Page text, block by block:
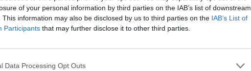
of your personal information by third parties on the IAB’s list of downstream
This information may also be disclosed by us to third parties on the IAB’s List of
Participants that may further disclose it to other third parties.
Data Processing Opt Outs
12 4 3 37 21 7 2 0 20 7 5 2 3 17 14
10 7 2 53 34 4 5 1 27 18 6 2 1 26 16
11 4 4 40 21 6 1 2 23 9 5 3 2 17 12